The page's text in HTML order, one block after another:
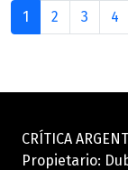
1 2 3 4
CRÍTICA
Propietario: